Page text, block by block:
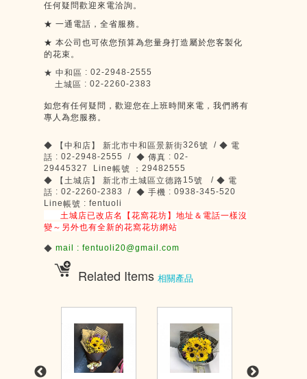
任何疑問歡迎來電洽詢。
★ 一通電話，全省服務。
★ 本公司也可依您預算為您量身打造屬於您客製化
的花束。
★ 中和區 : 02-2948-2555
土城區 : 02-2260-2383
如您有任何疑問，歡迎您在上班時間來電，我們將有
專人為您服務。
◆ 【中和店】 新北市中和區景新街326號 / ◆ 電
話 : 02-2948-2555 / ◆ 傳真 : 02-
29445327 Line帳號 ： 29482555
◆
【土城店】 新北市土城區立德路15號 / ◆ 電
話 : 02-2260-2383 / ◆ 手機 : 0938-345-520
Line帳號 : fentuoli
土城店已改店名【花窩花坊】地址＆電話一樣沒
變～另外也有全新的花窩花坊網站
◆ mail : fentuoli20@gmail.com
Related Items 相關產品